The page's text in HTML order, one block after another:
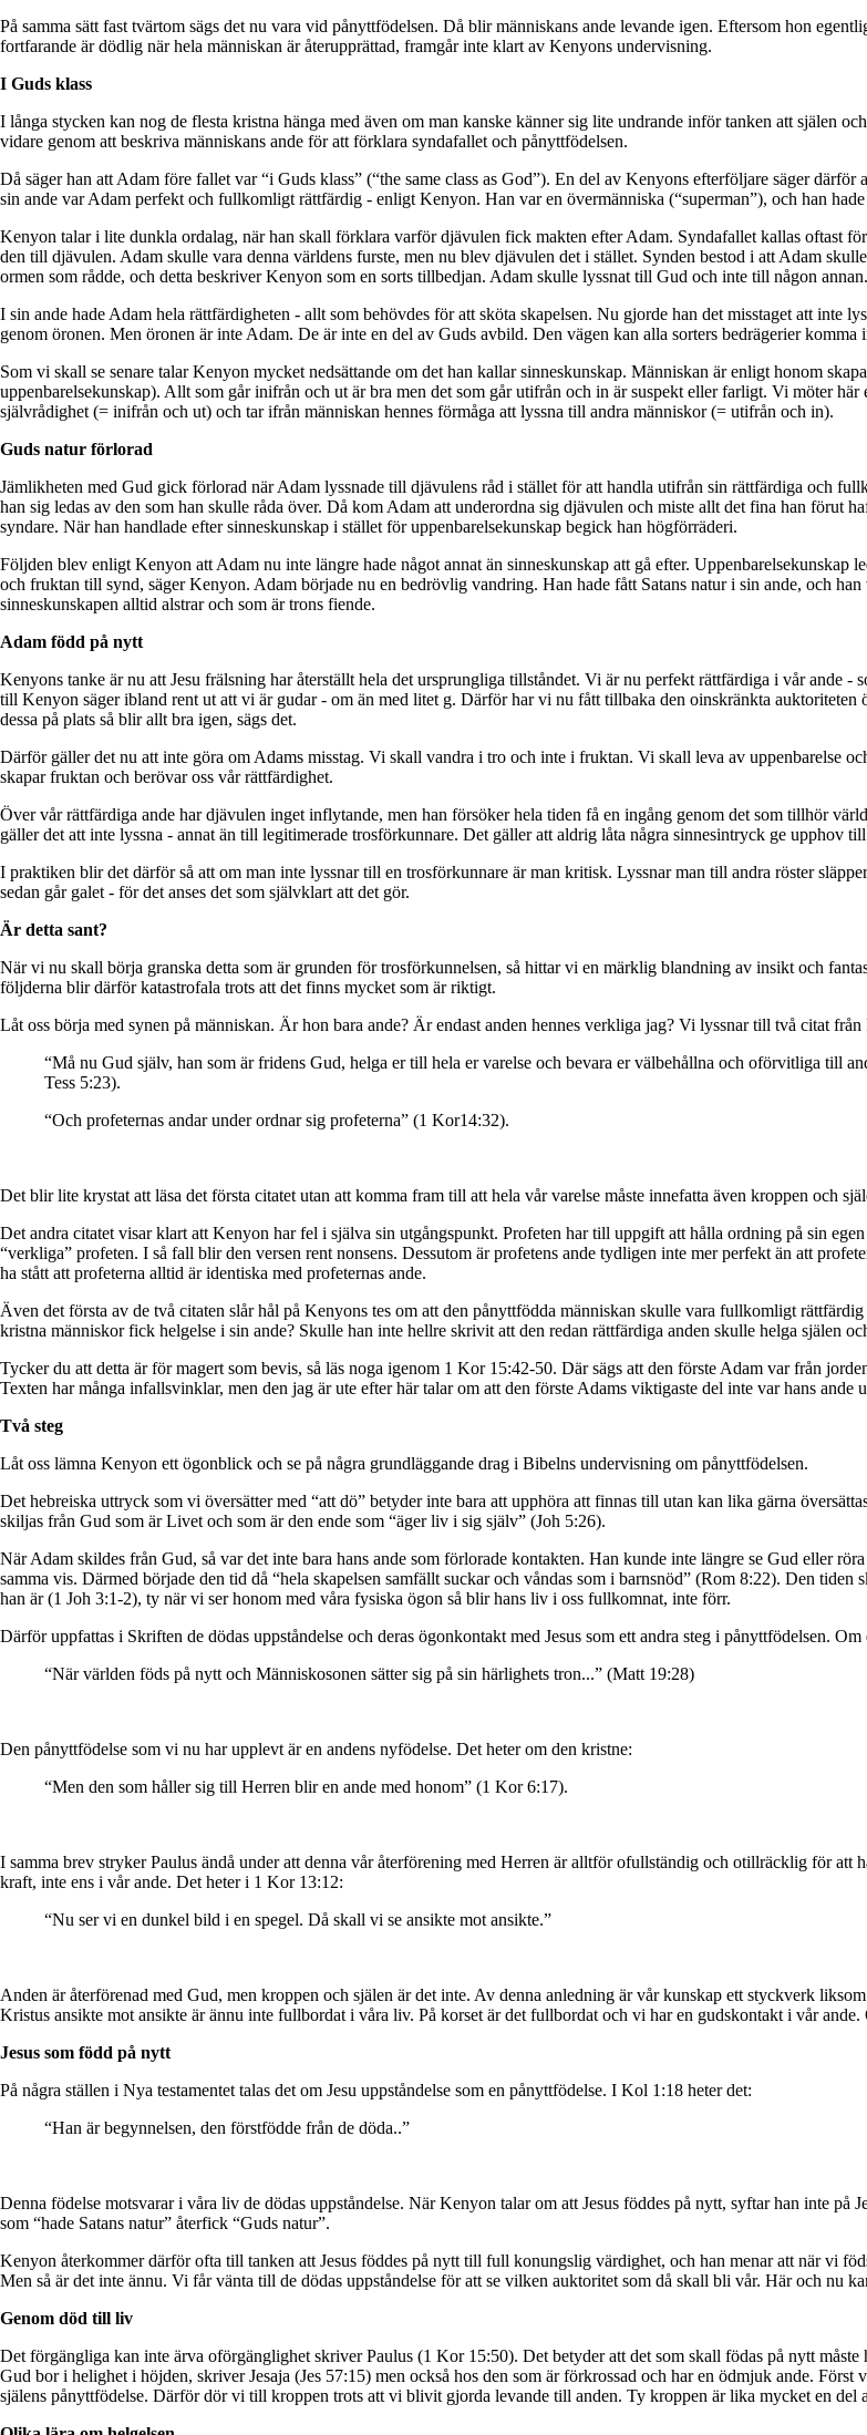
På samma sätt fast tvärtom sägs det nu vara vid pånyttfödelsen. Då blir människans ande levande igen. Eftersom hon
fortfarande är dödlig när hela människan är återupprättad, framgår inte klart av Kenyons undervisning.
I Guds klass
I långa stycken kan nog de flesta kristna hänga med även om man kanske känner sig lite undrande inför tanken att själen
vidare genom att beskriva människans ande för att förklara syndafallet och pånyttfödelsen.
Då säger han att Adam före fallet var “i Guds klass” (“the same class as God”). En del av Kenyons efterföljare säger
sin ande var Adam perfekt och fullkomligt rättfärdig - enligt Kenyon. Han var en övermänniska (“superman”), och han
Kenyon talar i lite dunkla ordalag, när han skall förklara varför djävulen fick makten efter Adam. Syndafallet kallas oftast
den till djävulen. Adam skulle vara denna världens furste, men nu blev djävulen det i stället. Synden bestod i att Adam
ormen som rådde, och detta beskriver Kenyon som en sorts tillbedjan. Adam skulle lyssnat till Gud och inte till någon annan.
I sin ande hade Adam hela rättfärdigheten - allt som behövdes för att sköta skapelsen. Nu gjorde han det misstaget att inte
genom öronen. Men öronen är inte Adam. De är inte en del av Guds avbild. Den vägen kan alla sorters bedrägerier komma
Som vi skall se senare talar Kenyon mycket nedsättande om det han kallar sinneskunskap. Människan är enligt honom
uppenbarelsekunskap). Allt som går inifrån och ut är bra men det som går utifrån och in är suspekt eller farligt. Vi möter
självrådighet (= inifrån och ut) och tar ifrån människan hennes förmåga att lyssna till andra människor (= utifrån och in).
Guds natur förlorad
Jämlikheten med Gud gick förlorad när Adam lyssnade till djävulens råd i stället för att handla utifrån sin rättfärdiga och
han sig ledas av den som han skulle råda över. Då kom Adam att underordna sig djävulen och miste allt det fina han förut
syndare. När han handlade efter sinneskunskap i stället för uppenbarelsekunskap begick han högförräderi.
Följden blev enligt Kenyon att Adam nu inte längre hade något annat än sinneskunskap att gå efter.
och fruktan till synd, säger Kenyon. Adam började nu en bedrövlig vandring. Han hade fått Satans natur i sin ande, och
sinneskunskapen alltid alstrar och som är trons fiende.
Adam född på nytt
Kenyons tanke är nu att Jesu frälsning har återställt hela det ursprungliga tillståndet. Vi är nu perfekt rättfärdiga i vår ande
till Kenyon säger ibland rent ut att vi är gudar - om än med litet g. Därför har vi nu fått tillbaka den oinskränkta auktoriteten
dessa på plats så blir allt bra igen, sägs det.
Därför gäller det nu att inte göra om Adams misstag. Vi skall vandra i tro och inte i fruktan. Vi skall leva av uppenbarelse
skapar fruktan och berövar oss vår rättfärdighet.
Över vår rättfärdiga ande har djävulen inget inflytande, men han försöker hela tiden få en ingång genom det som tillhör
gäller det att inte lyssna - annat än till legitimerade trosförkunnare. Det gäller att aldrig låta några sinnesintryck ge upphov
I praktiken blir det därför så att om man inte lyssnar till en trosförkunnare är man kritisk. Lyssnar man till andra röster
sedan går galet - för det anses det som självklart att det gör.
Är detta sant?
När vi nu skall börja granska detta som är grunden för trosförkunnelsen, så hittar vi en märklig blandning av insikt och
följderna blir därför katastrofala trots att det finns mycket som är riktigt.
Låt oss börja med synen på människan. Är hon bara ande? Är endast anden hennes verkliga jag? Vi lyssnar till två citat från
“Må nu Gud själv, han som är fridens Gud, helga er till hela er varelse och bevara er välbehållna och oförvitliga till
Tess 5:23).
“Och profeternas andar under ordnar sig profeterna” (1 Kor14:32).
Det blir lite krystat att läsa det första citatet utan att komma fram till att hela vår varelse måste innefatta även kroppen och
Det andra citatet visar klart att Kenyon har fel i själva sin utgångspunkt. Profeten har till uppgift att hålla ordning på sin
“verkliga” profeten. I så fall blir den versen rent nonsens. Dessutom är profetens ande tydligen inte mer perfekt än att
ha stått att profeterna alltid är identiska med profeternas ande.
Även det första av de två citaten slår hål på Kenyons tes om att den pånyttfödda människan skulle vara fullkomligt
kristna människor fick helgelse i sin ande? Skulle han inte hellre skrivit att den redan rättfärdiga anden skulle helga själen
Tycker du att detta är för magert som bevis, så läs noga igenom 1 Kor 15:42-50. Där sägs att den förste Adam var från
Texten har många infallsvinklar, men den jag är ute efter här talar om att den förste Adams viktigaste del inte var hans ande
Två steg
Låt oss lämna Kenyon ett ögonblick och se på några grundläggande drag i Bibelns undervisning om pånyttfödelsen.
Det hebreiska uttryck som vi översätter med “att dö” betyder inte bara att upphöra att finnas till utan kan lika gärna
skiljas från Gud som är Livet och som är den ende som “äger liv i sig själv” (Joh 5:26).
När Adam skildes från Gud, så var det inte bara hans ande som förlorade kontakten. Han kunde inte längre se Gud eller
samma vis. Därmed började den tid då “hela skapelsen samfällt suckar och våndas som i barnsnöd” (Rom 8:22). Den tiden
han är (1 Joh 3:1-2), ty när vi ser honom med våra fysiska ögon så blir hans liv i oss fullkomnat, inte förr.
Därför uppfattas i Skriften de dödas uppståndelse och deras ögonkontakt med Jesus som ett andra steg i pånyttfödelsen. Om
“När världen föds på nytt och Människosonen sätter sig på sin härlighets tron...” (Matt 19:28)
Den pånyttfödelse som vi nu har upplevt är en andens nyfödelse. Det heter om den kristne:
“Men den som håller sig till Herren blir en ande med honom” (1 Kor 6:17).
I samma brev stryker Paulus ändå under att denna vår återförening med Herren är alltför ofullständig och otillräcklig för att
kraft, inte ens i vår ande. Det heter i 1 Kor 13:12:
“Nu ser vi en dunkel bild i en spegel. Då skall vi se ansikte mot ansikte.”
Anden är återförenad med Gud, men kroppen och själen är det inte. Av denna anledning är vår kunskap ett styckverk
Kristus ansikte mot ansikte är ännu inte fullbordat i våra liv. På korset är det fullbordat och vi har en gudskontakt i vår
Jesus som född på nytt
På några ställen i Nya testamentet talas det om Jesu uppståndelse som en pånyttfödelse. I Kol 1:18 heter det:
“Han är begynnelsen, den förstfödde från de döda..”
Denna födelse motsvarar i våra liv de dödas uppståndelse. När Kenyon talar om att Jesus föddes på nytt, syftar han inte på
som “hade Satans natur” återfick “Guds natur”.
Kenyon återkommer därför ofta till tanken att Jesus föddes på nytt till full konungslig värdighet, och han menar att när vi
Men så är det inte ännu. Vi får vänta till de dödas uppståndelse för att se vilken auktoritet som då skall bli vår. Här och nu
Genom död till liv
Det förgängliga kan inte ärva oförgänglighet skriver Paulus (1 Kor 15:50). Det betyder att det som skall födas på nytt
Gud bor i helighet i höjden, skriver Jesaja (Jes 57:15) men också hos den som är förkrossad och har en ödmjuk ande.
själens pånyttfödelse. Därför dör vi till kroppen trots att vi blivit gjorda levande till anden. Ty kroppen är lika mycket en del